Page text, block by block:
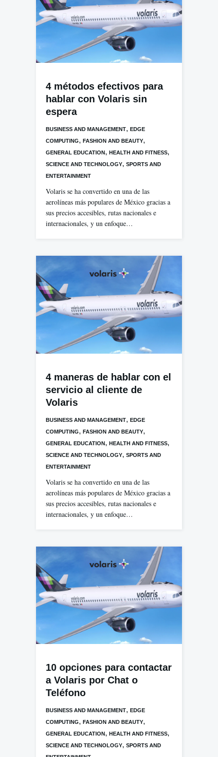
4 métodos efectivos para
hablar con Volaris sin
espera
BUSINESS AND MANAGEMENT, EDGE
COMPUTING, FASHION AND BEAUTY,
GENERAL EDUCATION , HEALTH AND FITNESS,
SCIENCE AND TECHNOLOGY, SPORTS AND
ENTERTAINMENT
Volaris se ha convertido en una de las
aerolíneas más populares de México gracias a
sus precios accesibles, rutas nacionales e
internacionales, y un enfoque…
4 maneras de hablar con el
servicio al cliente de
Volaris
BUSINESS AND MANAGEMENT, EDGE
COMPUTING, FASHION AND BEAUTY,
GENERAL EDUCATION, HEALTH AND FITNESS,
SCIENCE AND TECHNOLOGY, SPORTS AND
ENTERTAINMENT
Volaris se ha convertido en una de las
aerolíneas más populares de México gracias a
sus precios accesibles, rutas nacionales e
internacionales, y un enfoque…
10 opciones para contactar
a Volaris por Chat o
Teléfono
BUSINESS AND MANAGEMENT, EDGE
COMPUTING, FASHION AND BEAUTY,
GENERAL EDUCATION, HEALTH AND FITNESS,
SCIENCE AND TECHNOLOGY, SPORTS AND